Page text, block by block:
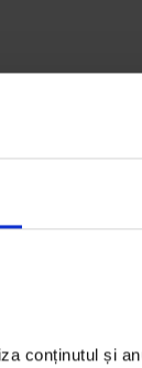
conținutul și